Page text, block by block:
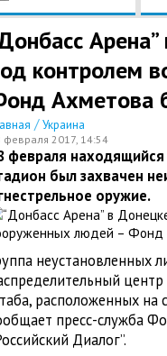
контролем
Ахметова
/ Украина
февраля 2017, 14:54
февраля
был захвачен
оружие.
неустановленных
расположенных на
пресс-служба
Диалог”.